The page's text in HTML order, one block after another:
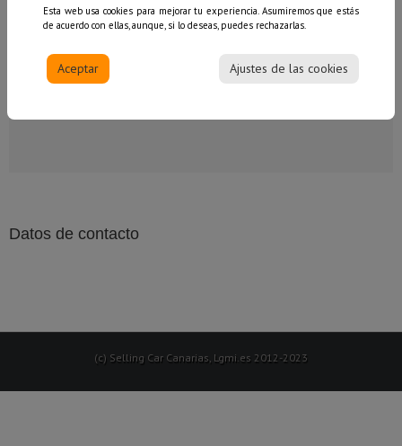
Nolasco Pérez, S. A.
Datos de contacto
(c) Selling Car Canarias, Lgmi.es 2012-2023
Esta web usa cookies para mejorar tu experiencia. Asumiremos que estás
de acuerdo con ellas, aunque, si lo deseas, puedes rechazarlas.
Aceptar Ajustes de las cookies